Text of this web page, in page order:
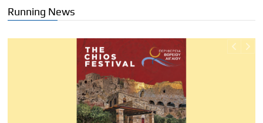
Running News